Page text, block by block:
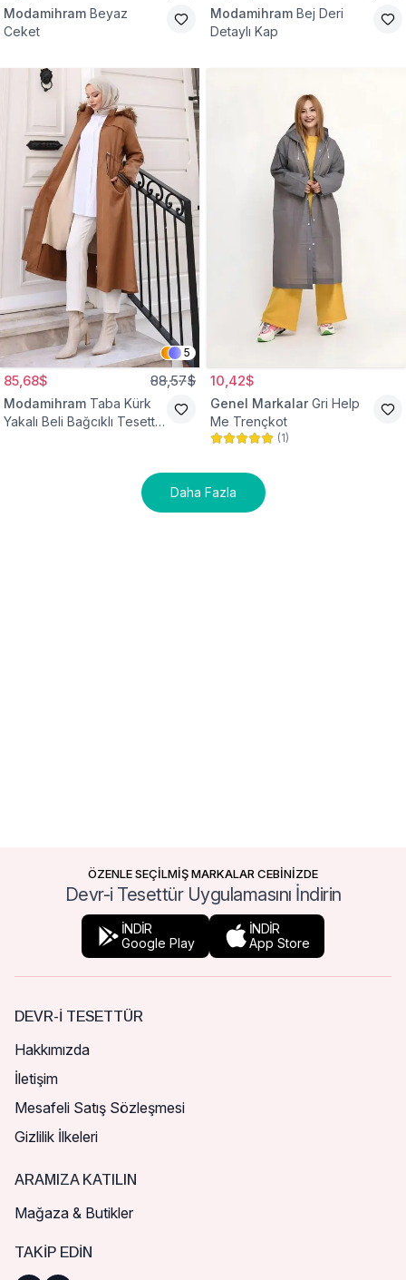
Modamihram Beyaz
Ceket
Modamihram Bej Deri
Detaylı Kap
5
85,68$ 88,57$
Modamihram Taba Kürk
Yakalı Beli Bağcıklı Tesettür
10,42$
Genel Markalar Gri Help
Me Trençkot
(1)
Daha Fazla
ÖZENLE SEÇİLMİŞ MARKALAR CEBİNİZDE
Devr-i Tesettür Uygulamasını İndirin
İNDİR
Google Play
İNDİR
App Store
DEVR-I TESETTÜR
Hakkımızda
İletişim
Mesafeli Satış Sözleşmesi
Gizlilik İlkeleri
ARAMIZA KATILIN
Mağaza & Butikler
TAKIP EDIN